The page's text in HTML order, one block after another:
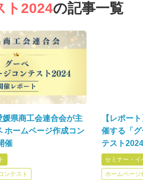
ト2024の記事一覧
媛県商工会連合会が主
ホームページ作成コン
催
ンテスト
【レポー
催する「
テスト
セミナー・イ
ホームページ